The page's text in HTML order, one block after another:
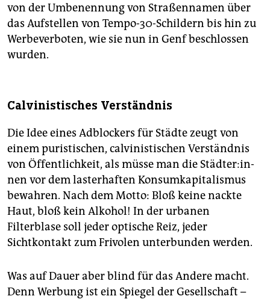
von der Umbenennung von Straßennamen über
das Aufstellen von Tempo-30-Schildern bis hin zu
Werbeverboten, wie sie nun in Genf beschlossen
wurden.
Calvinistisches Verständnis
Die Idee eines Adblockers für Städte zeugt von
einem puristischen, calvinistischen Verständnis
von Öffentlichkeit, als müsse man die Städ­te­r:in­
nen vor dem lasterhaften Konsumkapitalismus
bewahren. Nach dem Motto: Bloß keine nackte
Haut, bloß kein Alkohol! In der urbanen
Filterblase soll jeder optische Reiz, jeder
Sichtkontakt zum Frivolen unterbunden werden.
Was auf Dauer aber blind für das Andere macht.
Denn Werbung ist ein Spiegel der Gesellschaft –